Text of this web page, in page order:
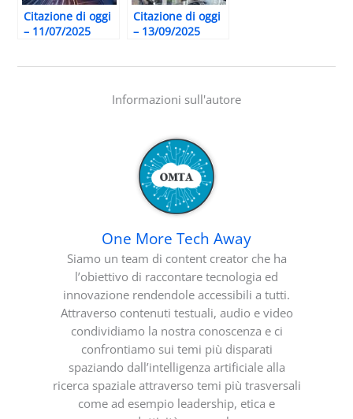
Citazione di oggi
– 11/07/2025
Citazione di oggi
– 13/09/2025
Informazioni sull'autore
One More Tech Away
Siamo un team di content creator che ha
l’obiettivo di raccontare tecnologia ed
innovazione rendendole accessibili a tutti.
Attraverso contenuti testuali, audio e video
condividiamo la nostra conoscenza e ci
confrontiamo sui temi più disparati
spaziando dall’intelligenza artificiale alla
ricerca spaziale attraverso temi più trasversali
come ad esempio leadership, etica e